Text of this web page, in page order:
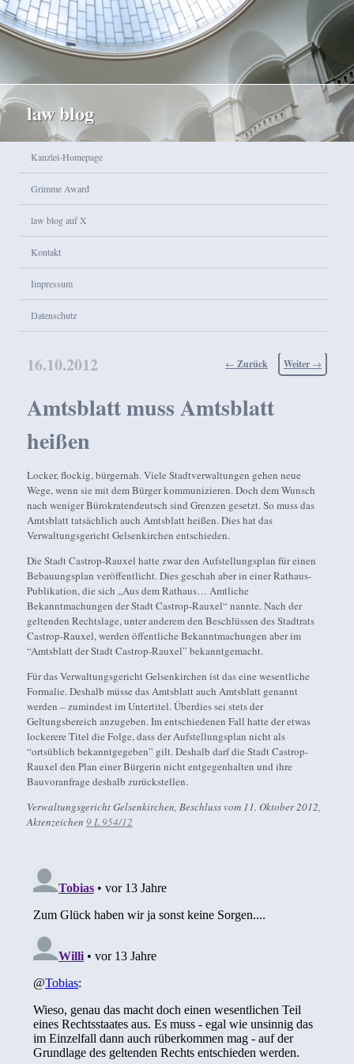
law blog
Zum Inhalt wechseln
Zum sekundären Inhalt wechseln
Kanzlei-Homepage
Grimme Award
law blog auf X
Kontakt
Impressum
Datenschutz
Beitragsnavigation
← Zurück Weiter →
Amtsblatt muss Amtsblatt
heißen
16.10.2012
Locker, flockig, bürgernah. Viele Stadtverwaltungen gehen neue
Wege, wenn sie mit dem Bürger kommunizieren. Doch dem Wunsch
nach weniger Bürokratendeutsch sind Grenzen gesetzt. So muss das
Amtsblatt tatsächlich auch Amtsblatt heißen. Dies hat das
Verwaltungsgericht Gelsenkirchen entschieden.
Die Stadt Castrop-Rauxel hatte zwar den Aufstellungsplan für einen
Bebauungsplan veröffentlicht. Dies geschah aber in einer Rathaus-
Publikation, die sich „Aus dem Rathaus… Amtliche
Bekanntmachungen der Stadt Castrop-Rauxel“ nannte. Nach der
geltenden Rechtslage, unter anderem den Beschlüssen des Stadtrats
Castrop-Rauxel, werden öffentliche Bekanntmachungen aber im
“Amtsblatt der Stadt Castrop-Rauxel” bekanntgemacht.
Für das Verwaltungsgericht Gelsenkirchen ist das eine wesentliche
Formalie. Deshalb müsse das Amtsblatt auch Amtsblatt genannt
werden – zumindest im Untertitel. Überdies sei stets der
Geltungsbereich anzugeben. Im entschiedenen Fall hatte der etwas
lockerere Titel die Folge, dass der Aufstellungsplan nicht als
“ortsüblich bekanntgegeben” gilt. Deshalb darf die Stadt Castrop-
Rauxel den Plan einer Bürgerin nicht entgegenhalten und ihre
Bauvoranfrage deshalb zurückstellen.
Verwaltungsgericht Gelsenkirchen, Beschluss vom 11. Oktober 2012,
Aktenzeichen 9 L 954/12